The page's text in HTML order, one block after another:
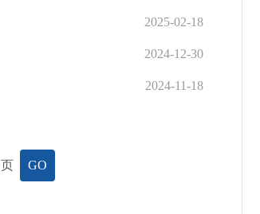
2025-02-18
2024-12-30
2024-11-18
页 GO